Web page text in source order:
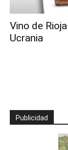
Vino de
Ucrania
Publicidad